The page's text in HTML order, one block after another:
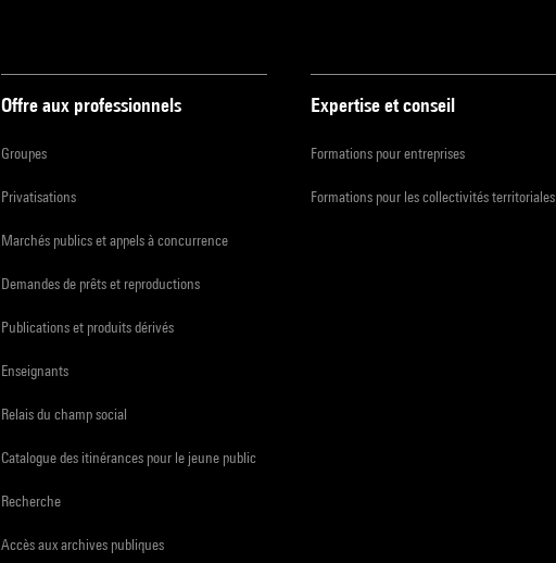
Offre aux professionnels
Groupes
Privatisations
Marchés publics et appels à concurrence
Demandes de prêts et reproductions
Publications et produits dérivés
Enseignants
Relais du champ social
Catalogue des itinérances pour le jeune public
Recherche
Accès aux archives publiques
Expertise et conseil
Formations pour entreprises
Formations pour les collectivités territoriales